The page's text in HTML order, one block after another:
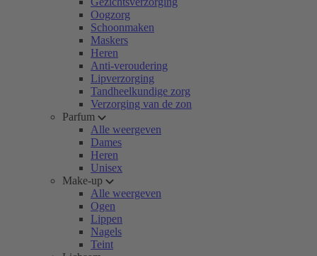
Oogzorg
Schoonmaken
Maskers
Heren
Anti-veroudering
Lipverzorging
Tandheelkundige zorg
Verzorging van de zon
Parfum
Alle weergeven
Dames
Heren
Unisex
Make-up
Alle weergeven
Ogen
Lippen
Nagels
Teint